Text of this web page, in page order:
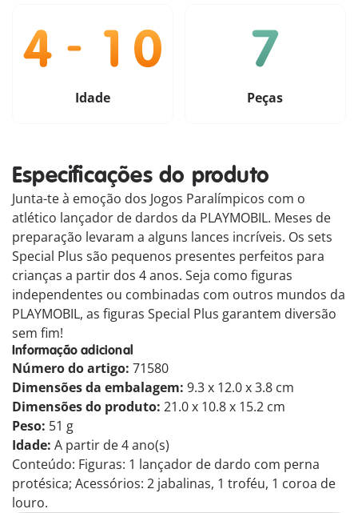
Idade Peças
Especificações do produto
Junta-te à emoção dos Jogos Paralímpicos com o
atlético lançador de dardos da PLAYMOBIL. Meses de
preparação levaram a alguns lances incríveis. Os sets
Special Plus são pequenos presentes perfeitos para
crianças a partir dos 4 anos. Seja como figuras
independentes ou combinadas com outros mundos da
PLAYMOBIL, as figuras Special Plus garantem diversão
sem fim!
Informação adicional
Número do artigo: 71580
Dimensões da embalagem: 9.3 x 12.0 x 3.8 cm
Dimensões do produto: 21.0 x 10.8 x 15.2 cm
Peso: 51 g
Idade: A partir de 4 ano(s)
Conteúdo: Figuras: 1 lançador de dardo com perna
protésica; Acessórios: 2 jabalinas, 1 troféu, 1 coroa de
louro.